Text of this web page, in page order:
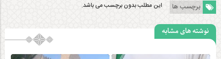
برچسب ها این مطلب بدون برچسب می باشد.
نوشته های مشابه